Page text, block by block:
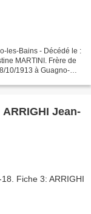
les-Bains - Décédé le :
MARTINI. Frère de
10/1913 à Guagno-
Jean-